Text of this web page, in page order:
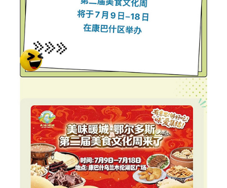
天津 河北
吉林 上海 江苏
浙江 江西
山东 河南 湖北 湖南
重庆
四川 贵州 云南 西藏
陕西 甘肃 青海 宁夏
新疆 内蒙古 黑龙江